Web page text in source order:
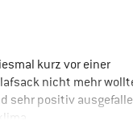
kurz vor einer
nicht mehr
sehr positiv